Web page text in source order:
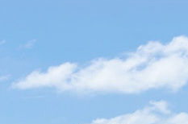
中国选手徐露以69.56分的
央视网音书：北京本领8月10
尾波滑水女子解放式决赛体
69.56分的收获夺冠。...